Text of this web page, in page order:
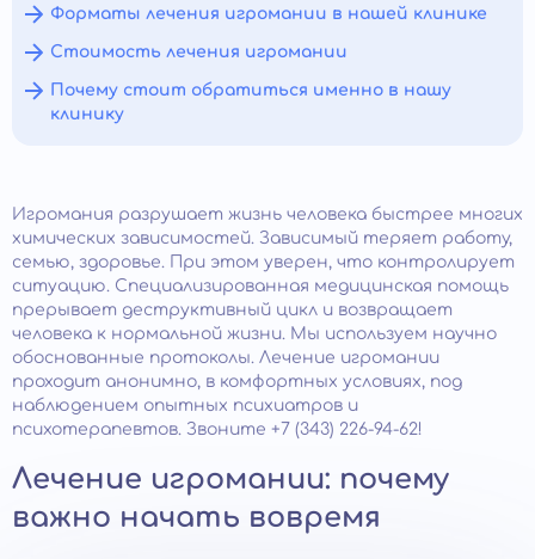
Форматы лечения игромании в нашей клинике
Стоимость лечения игромании
Почему стоит обратиться именно в нашу
клинику
Игромания разрушает жизнь человека быстрее многих
химических зависимостей. Зависимый теряет работу,
семью, здоровье. При этом уверен, что контролирует
ситуацию. Специализированная медицинская помощь
прерывает деструктивный цикл и возвращает
человека к нормальной жизни. Мы используем научно
обоснованные протоколы. Лечение игромании
проходит анонимно, в комфортных условиях, под
наблюдением опытных психиатров и
психотерапевтов. Звоните +7 (343) 226-94-62!
Лечение игромании: почему
важно начать вовремя